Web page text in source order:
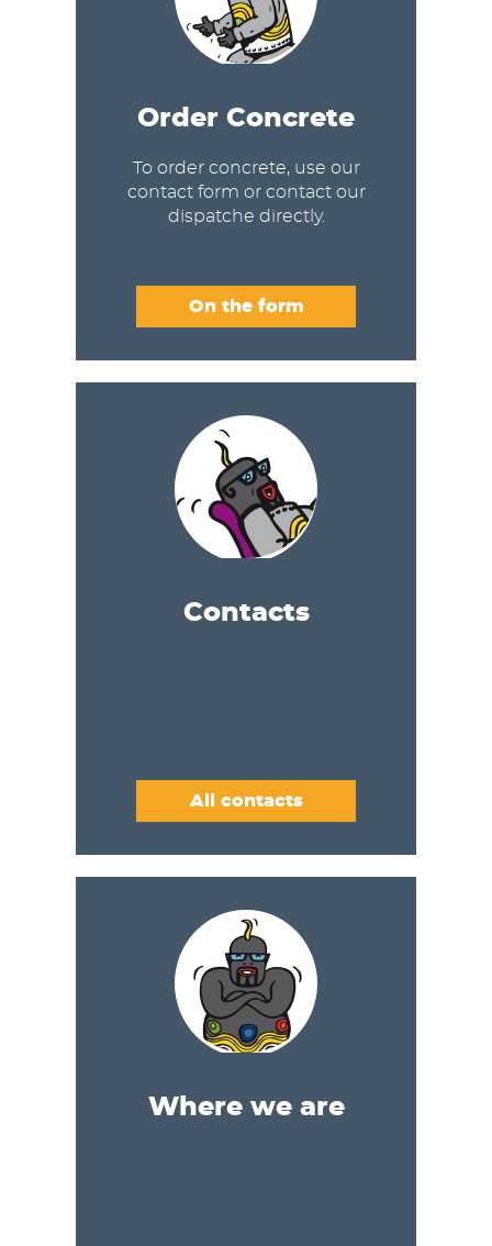
Order Concrete
To order concrete, use our
contact form or contact our
dispatche directly.
On the form
Contacts
All contacts
Where we are